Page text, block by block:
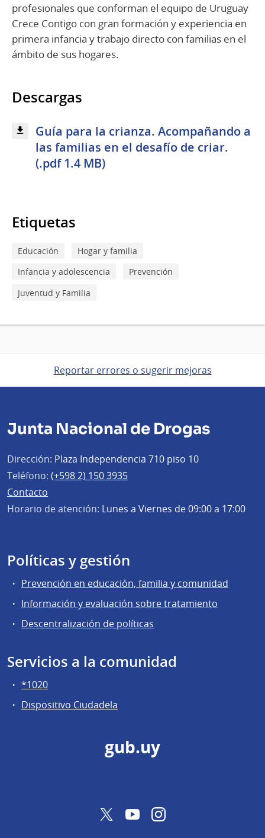
profesionales que conforman el equipo de Uruguay
Crece Contigo con gran formación y experiencia en
primera infancia y trabajo directo con familias en el
ámbito de sus hogares.
Descargas
Guía para la crianza. Acompañando a
las familias en el desafío de criar.
(.pdf 1.4 MB)
Etiquetas
Educación
Hogar y familia
Infancia y adolescencia
Prevención
Juventud y Familia
Reportar errores o sugerir mejoras
Junta Nacional de Drogas
Dirección: Plaza Independencia 710 piso 10
Teléfono: (+598 2) 150 3935
Contacto
Horario de atención: Lunes a Viernes de 09:00 a 17:00
Políticas y gestión
Prevención en educación, familia y comunidad
Información y evaluación sobre tratamiento
Descentralización de políticas
Servicios a la comunidad
*1020
Dispositivo Ciudadela
gub.uy
TwitterYouTubeInstagram